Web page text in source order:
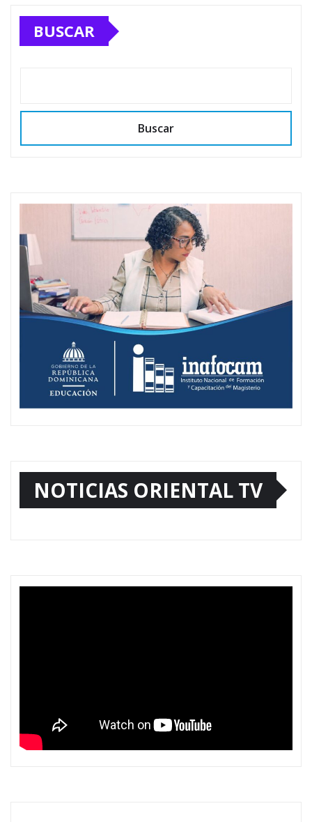
BUSCAR
Buscar
NOTICIAS ORIENTAL TV